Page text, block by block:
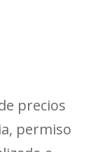
precios
permiso